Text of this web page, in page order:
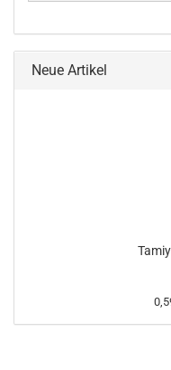
Neue Artikel